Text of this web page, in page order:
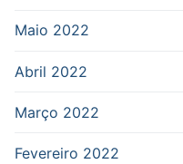
Maio 2022
Abril 2022
Março 2022
Fevereiro 2022